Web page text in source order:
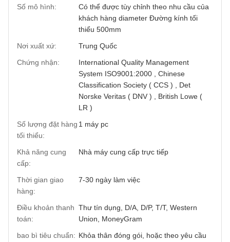
Số mô hình:
Có thể được tùy chỉnh theo nhu cầu của
khách hàng diameter Đường kính tối
thiểu 500mm
Nơi xuất xứ:
Trung Quốc
Chứng nhận:
International Quality Management
System ISO9001:2000 , Chinese
Classification Society ( CCS ) , Det
Norske Veritas ( DNV ) , British Lowe (
LR )
Số lượng đặt hàng
tối thiểu:
1 máy pc
Khả năng cung
cấp:
Nhà máy cung cấp trực tiếp
Thời gian giao
hàng:
7-30 ngày làm việc
Điều khoản thanh
toán:
Thư tín dụng, D/A, D/P, T/T, Western
Union, MoneyGram
bao bì tiêu chuẩn: Khỏa thân đóng gói, hoặc theo yêu cầu